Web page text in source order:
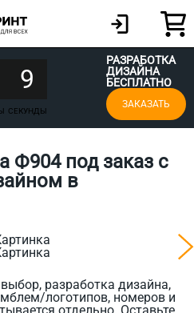
9
СЕКУНДЫ
РАЗРАБОТКА
ДИЗАЙНА
БЕСПЛАТНО
ЗАКАЗАТЬ
Ф904 под заказ с
в
разработка дизайна,
логотипов, номеров и